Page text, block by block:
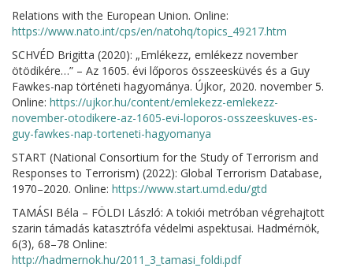
Relations with the European Union. Online:
https://www.nato.int/cps/en/natohq/topics_49217.htm
SCHVÉD Brigitta (2020): „Emlékezz, emlékezz november
ötödikére…” – Az 1605. évi lőporos összeesküvés és a Guy
Fawkes-nap történeti hagyománya. Újkor, 2020. november 5.
Online: https://ujkor.hu/content/emlekezz-emlekezz-
november-otodikere-az-1605-evi-loporos-osszeeskuves-es-
guy-fawkes-nap-torteneti-hagyomanya
START (National Consortium for the Study of Terrorism and
Responses to Terrorism) (2022): Global Terrorism Database,
1970–2020. Online: https://www.start.umd.edu/gtd
TAMÁSI Béla – FÖLDI László: A tokiói metróban végrehajtott
szarin támadás katasztrófa védelmi aspektusai. Hadmérnök,
6(3), 68–78 Online:
http://hadmernok.hu/2011_3_tamasi_foldi.pdf